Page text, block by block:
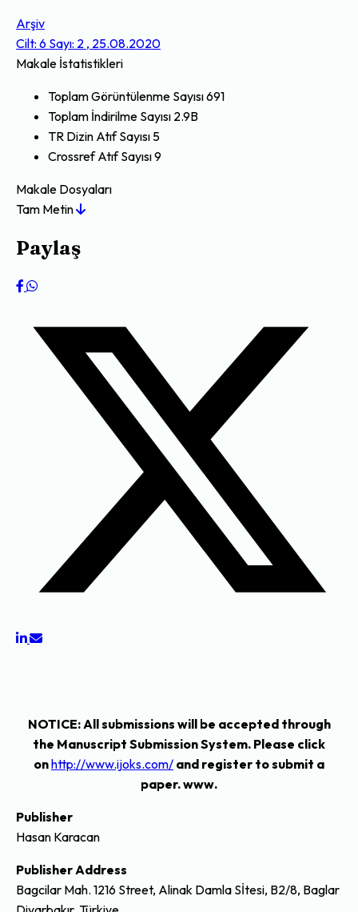
Arşiv
Cilt: 6 Sayı: 2 , 25.08.2020
Makale İstatistikleri
Toplam Görüntülenme Sayısı691
Toplam İndirilme Sayısı 2.9B
TR Dizin Atıf Sayısı 5
Crossref Atıf Sayısı9
Makale Dosyaları
Tam Metin
Paylaş
NOTICE: All submissions will be accepted through
the Manuscript Submission System. Please click
onhttp://www.ijoks.com/ and register to submit a
paper. www.
Publisher
Hasan Karacan
Publisher Address
Bagcilar Mah. 1216 Street, Alinak Damla Sİtesi, B2/8, Baglar